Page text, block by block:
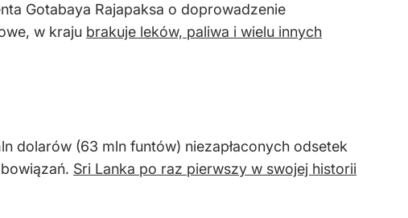
Gotabaya Rajapaksa o doprowadzenie
w kraju brakuje leków, paliwa i wielu innych
dolarów (63 mln funtów) niezapłaconych odsetek
Sri Lanka po raz pierwszy w swojej historii